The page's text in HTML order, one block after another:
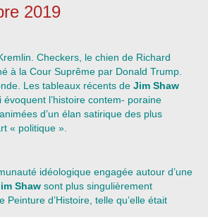
2019
Checkers, le chien de Richard
à la Cour Suprême par Donald Trump.
Les tableaux récents de Jim Shaw
l’histoire contem- poraine
d’un élan satirique des plus
« politique ».
idéologique engagée autour d’une
Shaw sont plus singulièrement
d’Histoire, telle qu’elle était